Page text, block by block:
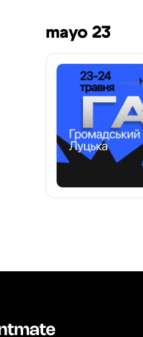
mayo 23